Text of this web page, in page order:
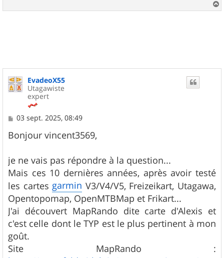
a
EvadeoX55
Utagawiste
expert
M
s
s
g
e
03 sept. 2025, 08:49
Bonjour vincent3569,
je ne vais pas répondre à la question...
Mais ces 10 dernières années, après avoir testé
les cartesgarmin V3/V4/V5, Freizeikart, Utagawa,
Opentopomap, OpenMTBMap et Frikart...
J'ai découvert MapRando dite carte d'Alexis et
c'est celle dont le TYP est le plus pertinent à mon
goût.
Site MapRando :